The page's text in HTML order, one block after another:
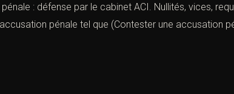
: défense par le cabinet ACI. Nullités, vices,
pénale tel que (Contester une accusation